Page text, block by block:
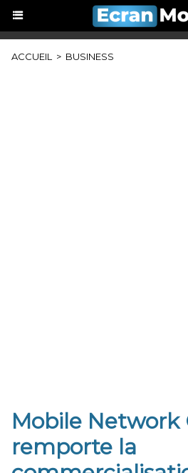
ACCUEIL > BUSINESS
Mobile Network
remporte la